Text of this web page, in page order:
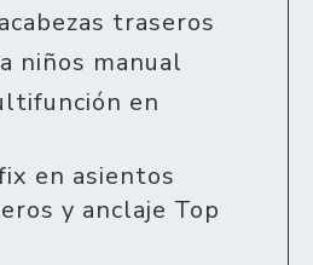
traseros
niños manual
en
en asientos
y anclaje Top